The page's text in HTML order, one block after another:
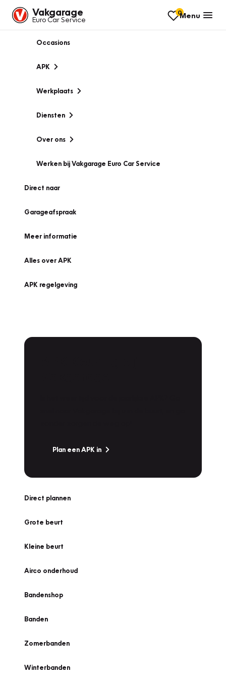
Vakgarage
Euro Car Service
0Menu
Occasions
APK
Werkplaats
Diensten
Over ons
Werken bij Vakgarage Euro Car Service
Direct naar
Garageafspraak
Meer informatie
Alles over APK
APK regelgeving
Plan een APK in
Direct plannen
Grote beurt
Kleine beurt
Airco onderhoud
Bandenshop
Banden
Zomerbanden
Winterbanden